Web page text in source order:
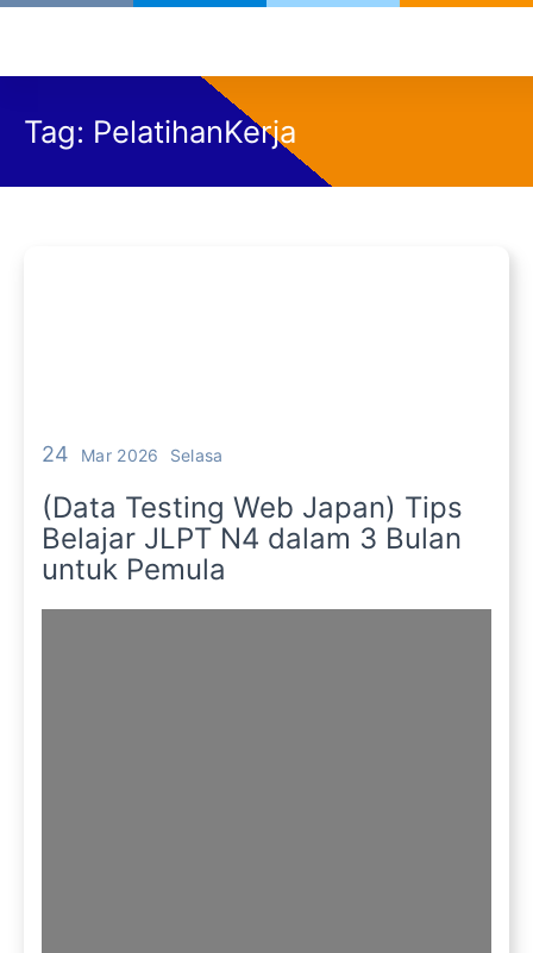
Tag: PelatihanKerja
24 Mar 2026 Selasa
(Data Testing Web Japan) Tips
Belajar JLPT N4 dalam 3 Bulan
untuk Pemula